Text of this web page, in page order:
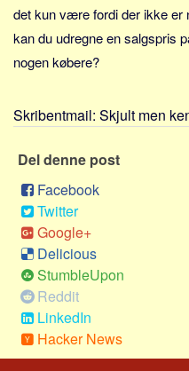
USA
Alle
Nøgleord
Job
Virksomhed
Investering
Pension og opsparing
Forbrug
Social sikring og sundhed
Transport
Alle
Aspekter
det kun være fordi der ikke er
kan du udregne en salgspris
nogen købere?
Skribentmail: Skjult men
Del denne post
Facebook
Twitter
Google+
Delicious
StumbleUpon
Reddit
LinkedIn
Hacker News